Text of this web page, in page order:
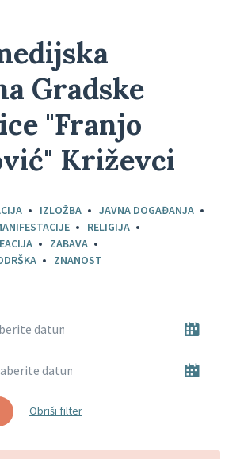
Gradske
"Franjo
Križevci
IZLOŽBA
JAVNA DOGAĐANJA
RELIGIJA
ZABAVA
ZNANOST
Obriši filter